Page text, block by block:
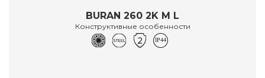
BURAN 260 2K M L
Конструктивные особенности